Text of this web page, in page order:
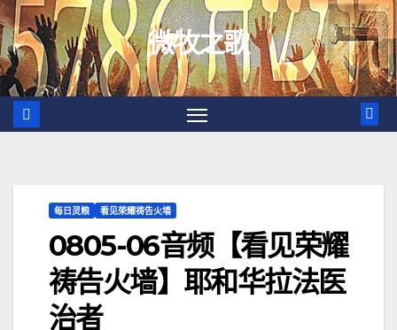
跳
至
内
容
微牧之歌
每日灵粮 看见荣耀祷告火墙
0805-06音频【看见荣耀
祷告火墙】耶和华拉法医
治者